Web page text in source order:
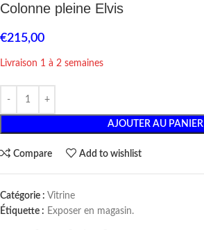
Colonne pleine Elvis
€215,00
Livraison 1 à 2 semaines
AJOUTER AU PANIER
Compare Add to wishlist
Catégorie : Vitrine
Étiquette : Exposer en magasin.